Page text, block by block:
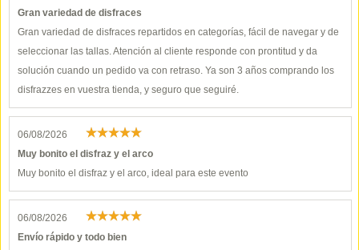
Gran variedad de disfraces
Gran variedad de disfraces repartidos en categorías, fácil de navegar y de
seleccionar las tallas. Atención al cliente responde con prontitud y da
solución cuando un pedido va con retraso. Ya son 3 años comprando los
disfrazzes en vuestra tienda, y seguro que seguiré.
06/08/2026
Muy bonito el disfraz y el arco
Muy bonito el disfraz y el arco, ideal para este evento
06/08/2026
Envío rápido y todo bien